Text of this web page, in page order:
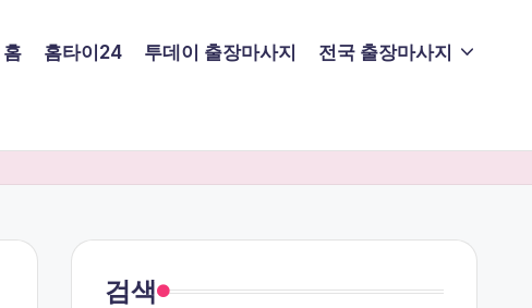
홈 홈타이24 투데이 출장마사지 전국 출장마사지
검색